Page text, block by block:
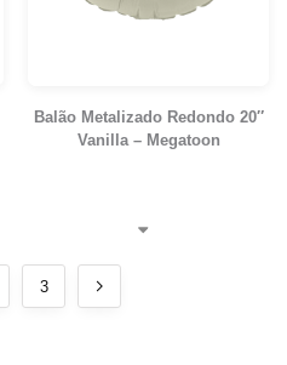
Balão Metalizado Redondo 20″
Vanilla – Megatoon
3